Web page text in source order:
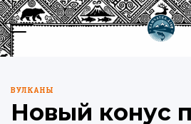
Перейти
к
содержимому
Меню
ОПУБЛИКОВАНО
В
ВУЛКАНЫ
Новый конус